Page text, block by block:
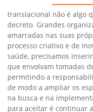
translacional não é algo
decreto. Grandes
amarradas nas suas
processo criativo e de
saúde, precisamos
que envolvam tomadas
permitindo a
de modo a ampliar os
na busca e na
para aceitar é continuar